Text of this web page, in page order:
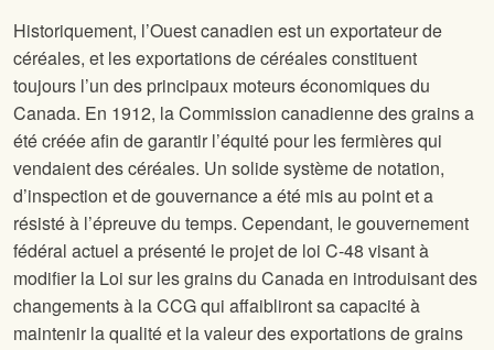
Historiquement, l’Ouest canadien est un exportateur de
céréales, et les exportations de céréales constituent
toujours l’un des principaux moteurs économiques du
Canada. En 1912, la Commission canadienne des grains a
été créée afin de garantir l’équité pour les fermières qui
vendaient des céréales. Un solide système de notation,
d’inspection et de gouvernance a été mis au point et a
résisté à l’épreuve du temps. Cependant, le gouvernement
fédéral actuel a présenté le projet de loi C-48 visant à
modifier la Loi sur les grains du Canada en introduisant des
changements à la CCG qui affaibliront sa capacité à
maintenir la qualité et la valeur des exportations de grains